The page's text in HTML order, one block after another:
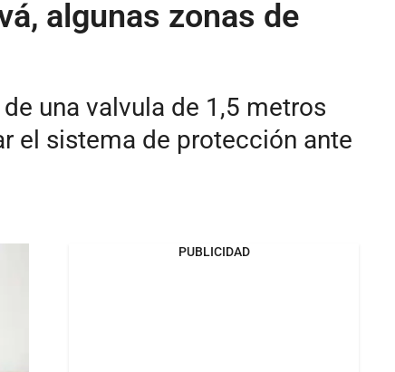
algunas zonas de
una valvula de 1,5 metros
el sistema de protección ante
PUBLICIDAD